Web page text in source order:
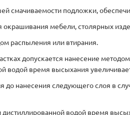
смачиваемости подложки,
окрашивания мебели, столярных
распыления или втирания.
допускается нанесение
водой время высыхания
нанесения следующего слоя в
водой время